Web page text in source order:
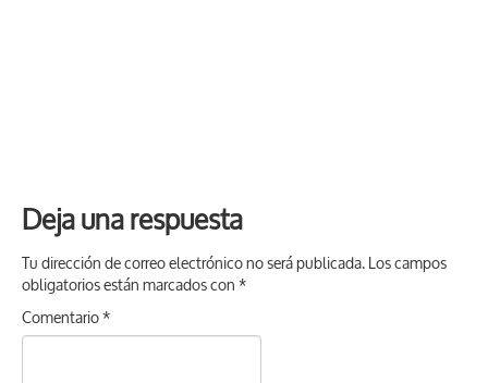
Deja una respuesta
Tu dirección de correo electrónico no será publicada. Los campos
obligatorios están marcados con *
Comentario*